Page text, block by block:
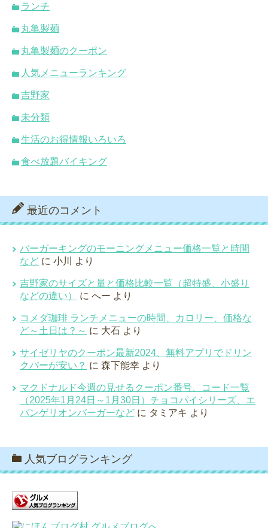
ランチ
丸亀製麺
丸亀製麺のクーポン
人気メニューランキング
吉野家
未分類
生活のお得情報いろいろ
食べ放題バイキング
最近のコメント
バーガーキングのモーニングメニュー価格一覧と時間
など に 小川 より
吉野家のサイズと量と価格比較一覧（超特盛、小盛り
などの違い）
に へー より
コメダ珈琲 ランチメニューの時間、カロリー、価格な
ど～土日は？～ に 大石 より
サイゼリヤのクーポン最新2024、無料アプリでドリン
クバーが安い？ に 森下能幸 より
マクドナルド今週の見せるクーポン番号、コード一覧
（2025年1月24日～1月30日）チョコパイシリーズ、エ
バンゲリオンバーガーなど に タミアキ より
人気ブログランキング